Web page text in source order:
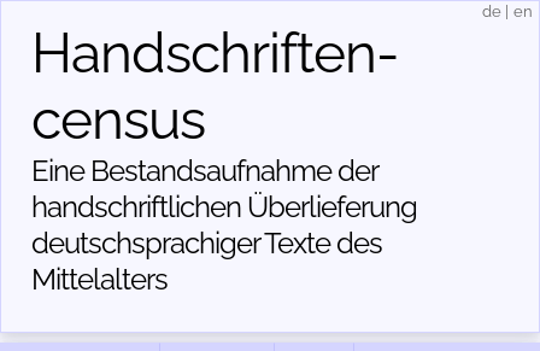
Handschriften­
census
Eine Bestandsaufnahme der
handschriftlichen Über­lieferung
deutschsprachiger Texte des
Mittelalters
de en